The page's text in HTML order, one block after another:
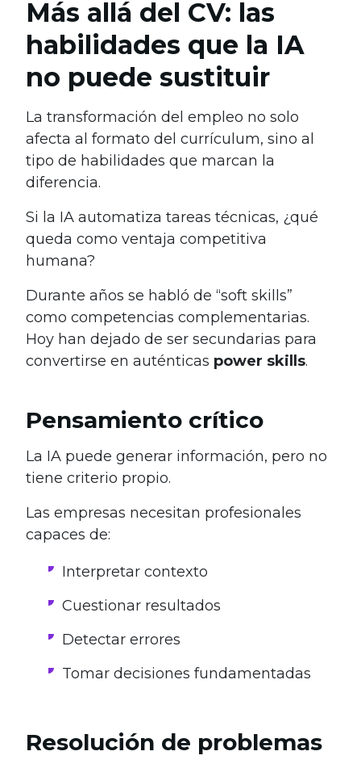
Más allá del CV: las
habilidades que la IA
no puede sustituir
La transformación del empleo no solo
afecta al formato del currículum, sino al
tipo de habilidades que marcan la
diferencia.
Si la IA automatiza tareas técnicas, ¿qué
queda como ventaja competitiva
humana?
Durante años se habló de “soft skills”
como competencias complementarias.
Hoy han dejado de ser secundarias para
convertirse en auténticas power skills.
Pensamiento crítico
La IA puede generar información, pero no
tiene criterio propio.
Las empresas necesitan profesionales
capaces de:
Interpretar contexto
Cuestionar resultados
Detectar errores
Tomar decisiones fundamentadas
Resolución de problemas